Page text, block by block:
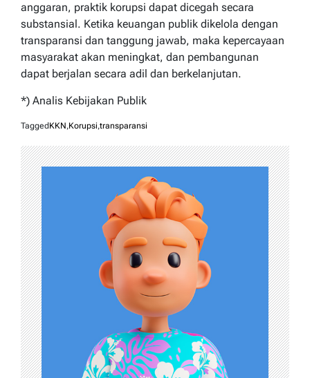
anggaran, praktik korupsi dapat dicegah secara
substansial. Ketika keuangan publik dikelola dengan
transparansi dan tanggung jawab, maka kepercayaan
masyarakat akan meningkat, dan pembangunan
dapat berjalan secara adil dan berkelanjutan.
*) Analis Kebijakan Publik
Tagged KKN,Korupsi,transparansi